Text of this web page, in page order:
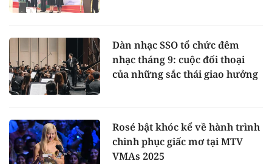
Dàn nhạc SSO tổ chức đêm
nhạc tháng 9: cuộc đối thoại
của những sắc thái giao hưởng
Rosé bật khóc kể về hành trình
chinh phục giấc mơ tại MTV
VMAs 2025